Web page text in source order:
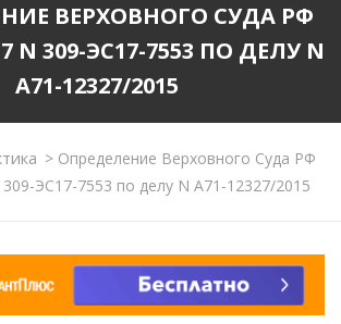
ВЕРХОВНОГО СУДА РФ
N 309-ЭС17-7553 ПО ДЕЛУ N
А71-12327/2015
>Определение Верховного Суда РФ
ЭС17-7553 по делу N А71-12327/2015